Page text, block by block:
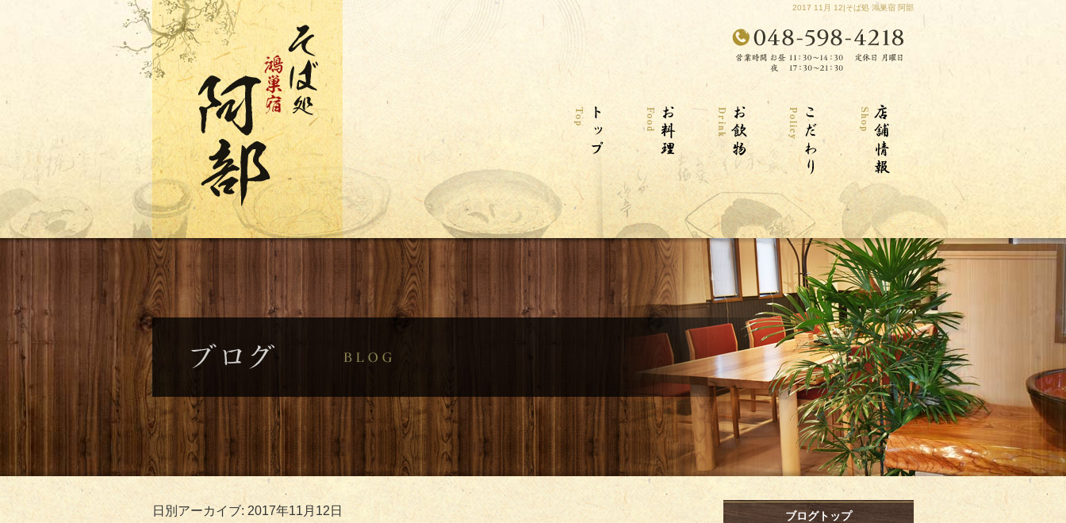
2017 11月 12|そば処 鴻巣宿 阿部
日別アーカイブ: 2017年11月12日 ブログトップ